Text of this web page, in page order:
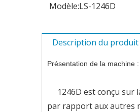
Modèle:LS-1246D
Description du produit
Présentation de la machine :
1246D est conçu sur
par rapport aux autres